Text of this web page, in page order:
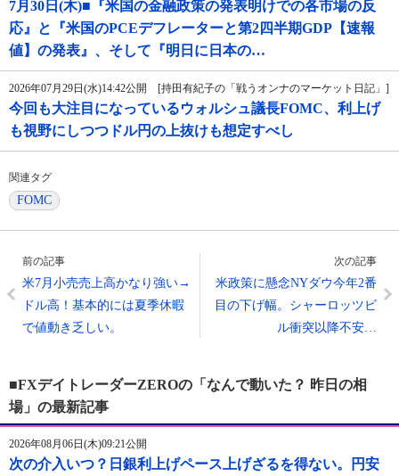
7月30日(木)■『米国の金融政策の発表明けでの各市場の反
応』と『米国のPCEデフレーターと第2四半期GDP【速報
値】の発表』、そして『明日に日本の…
2026年07月29日(水)14:42公開 [持田有紀子の「戦うオンナのマーケット日記」]
今回も大注目になっているウォルシュ議長FOMC、利上げ
も視野にしつつドル円の上抜けも想定すべし
関連タグ
FOMC
前の記事
米7月小売売上高かなり強い→
ドル高！基本的には夏季休暇
で値動き乏しい。
次の記事
米政策に懸念NYダウ今年2番
目の下げ幅。シャーロッツビ
ル衝突以降不安…
■FXデイトレーダーZEROの「なんで動いた？ 昨日の相
場」の最新記事
2026年08月06日(木)09:21公開
次の介入いつ？日銀利上げペース上げざるを得ない。円安